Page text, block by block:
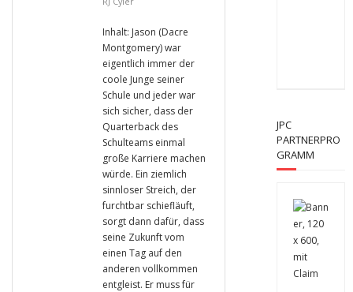
Inhalt: Jason (Dacre
Montgomery) war
eigentlich immer der
coole Junge seiner
Schule und jeder war
sich sicher, dass der
Quarterback des
Schulteams einmal
große Karriere machen
würde. Ein ziemlich
sinnloser Streich, der
furchtbar schiefläuft,
sorgt dann dafür, dass
seine Zukunft vom
einen Tag auf den
anderen vollkommen
entgleist. Er muss für
JPC
PARTNERPRO
GRAMM